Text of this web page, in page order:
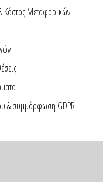
Κόστος Μεταφορικών
& συμμόρφωση GDPR